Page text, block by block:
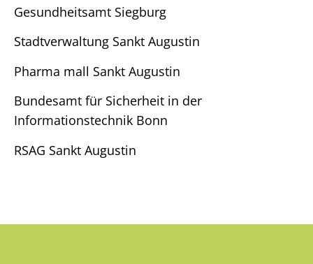
Gesundheitsamt Siegburg
Stadtverwaltung Sankt Augustin
Pharma mall Sankt Augustin
Bundesamt für Sicherheit in der
Informationstechnik Bonn
RSAG Sankt Augustin